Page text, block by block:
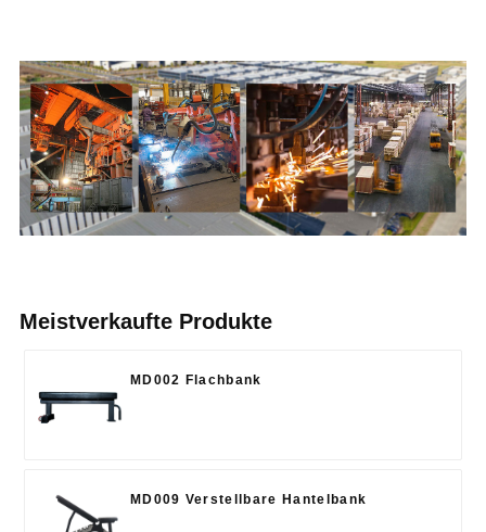
Meistverkaufte Produkte
MD002 Flachbank
MD009 Verstellbare Hantelbank